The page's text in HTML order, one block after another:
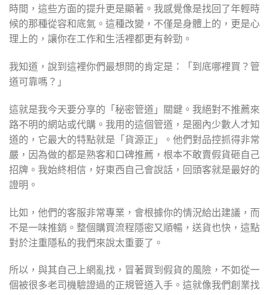
時間，這些方面的提升更是顯著。我感覺像是找回了年輕時
候的那種從容和底氣。這種改變，不僅是身體上的，更是心
理上的，讓你在工作和生活裡都更有幹勁。
我知道，說到這裡你們最想問的肯定是：「到底哪裡買？管
道可靠嗎？」
這就是我今天要分享的「秘密管道」關鍵。我絕對不推薦來
路不明的網站或代購。我用的這個管道，是圈內少數人才知
道的，它最大的特點就是「貨源正」。他們對品控抓得非常
嚴，因為做的都是熟客和口碑推薦，根本不敢賣假貨砸自己
招牌。我始終相信，好東西自己會說話，回頭客就是最好的
證明。
比如，他們的客服非常專業，會根據你的情況給出建議，而
不是一味推銷。整個購買流程隱密又順暢，送貨也快，這點
對於注重隱私的我們來說太重要了。
所以，與其自己上網亂找，冒著買到假貨的風險，不如從一
個被很多老司機驗證過的正規管道入手。這就像我們創業找